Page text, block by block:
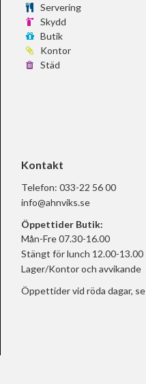
Servering
Skydd
Butik
Kontor
Städ
Kontakt
Telefon: 033-22 56 00
info@ahnviks.se
Öppettider Butik:
Mån-Fre 07.30-16.00
Stängt för lunch 12.00-13.00
Lager/Kontor och avvikande
Öppettider vid röda dagar, se